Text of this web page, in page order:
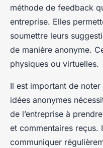
méthode de feedback
entreprise. Elles
soumettre leurs
de manière anonyme.
physiques ou virtuelles.
Il est important de noter
idées anonymes
de l’entreprise à
et commentaires reçus.
communiquer